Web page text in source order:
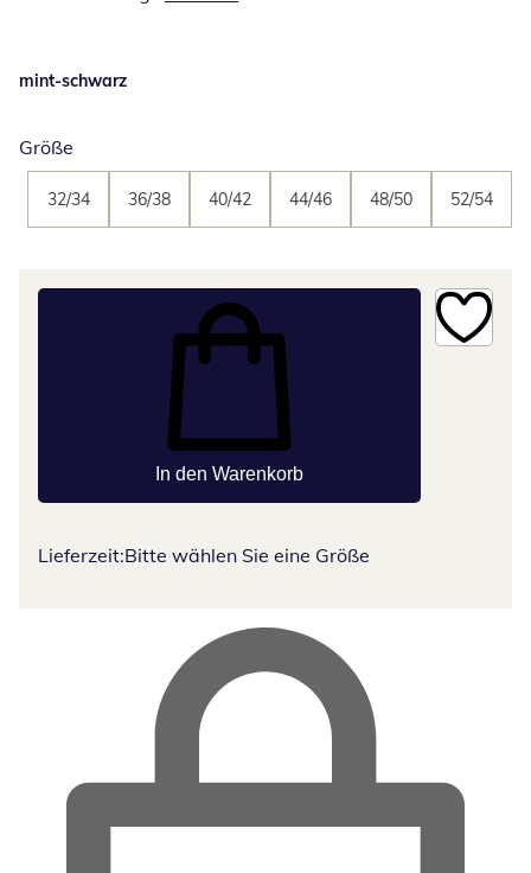
mint-schwarz
Größe
32/34 36/38 40/42 44/46 48/50 52/54
In den Warenkorb
Lieferzeit:Bitte wählen Sie eine Größe